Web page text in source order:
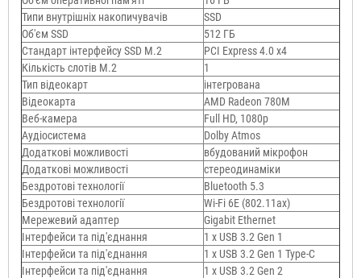
Типи внутрішніх накопичувачів
SSD
Об'єм SSD
512 ГБ
Стандарт інтерфейсу SSD M.2
PCI Express 4.0 x4
Кількість слотів M.2
1
Тип відеокарт
інтегрована
Відеокарта
AMD Radeon 780M
Веб-камера
Full HD, 1080p
Аудіосистема
Dolby Atmos
Додаткові можливості
вбудований мікрофон
Додаткові можливості
стереодинаміки
Бездротові технології
Bluetooth 5.3
Бездротові технології
Wi-Fi 6E (802.11ax)
Мережевий адаптер
Gigabit Ethernet
Інтерфейси та під'єднання
1 x USB 3.2 Gen 1
Інтерфейси та під'єднання
1 x USB 3.2 Gen 1 Type-C
Інтерфейси та під'єднання
1 x USB 3.2 Gen 2